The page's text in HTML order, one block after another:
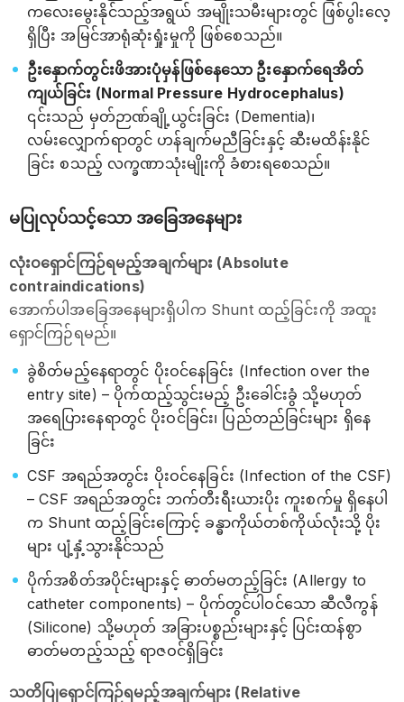
ကလေးမွေးနိုင်သည့်အရွယ် အမျိုးသမီးများတွင် ဖြစ်ပွါးလေ့
ရှိပြီး အမြင်အာရုံဆုံးရှုံးမှုကို ဖြစ်စေသည်။
ဦးနှောက်တွင်းဖိအားပုံမှန်ဖြစ်နေသော ဦးနှောက်ရေအိတ်
ကျယ်ခြင်း (Normal Pressure Hydrocephalus)
၎င်းသည် မှတ်ဉာဏ်ချို့ယွင်းခြင်း (Dementia)၊
လမ်းလျှောက်ရာတွင် ဟန်ချက်မညီခြင်းနှင့် ဆီးမထိန်းနိုင်
ခြင်း စသည့် လက္ခဏာသုံးမျိုးကို ခံစားရစေသည်။
မပြုလုပ်သင့်သော အခြေအနေများ
လုံးဝရှောင်ကြဉ်ရမည့်အချက်များ (Absolute
contraindications)
အောက်ပါအခြေအနေများရှိပါက Shunt ထည့်ခြင်းကို အထူး
ရှောင်ကြဉ်ရမည်။
ခွဲစိတ်မည့်နေရာတွင် ပိုးဝင်နေခြင်း (Infection over the
entry site) – ပိုက်ထည့်သွင်းမည့် ဦးခေါင်းခွံ သို့မဟုတ်
အရေပြားနေရာတွင် ပိုးဝင်ခြင်း၊ ပြည်တည်ခြင်းများ ရှိနေ
ခြင်း
CSF အရည်အတွင်း ပိုးဝင်နေခြင်း (Infection of the CSF)
– CSF အရည်အတွင်း ဘက်တီးရီးယားပိုး ကူးစက်မှု ရှိနေပါ
က Shunt ထည့်ခြင်းကြောင့် ခန္ဓာကိုယ်တစ်ကိုယ်လုံးသို့ ပိုး
များ ပျံ့နှံ့သွားနိုင်သည်
ပိုက်အစိတ်အပိုင်းများနှင့် ဓာတ်မတည့်ခြင်း (Allergy to
catheter components) – ပိုက်တွင်ပါဝင်သော ဆီလီကွန်
(Silicone) သို့မဟုတ် အခြားပစ္စည်းများနှင့် ပြင်းထန်စွာ
ဓာတ်မတည့်သည့် ရာဇဝင်ရှိခြင်း
သတိပြုရှောင်ကြဉ်ရမည့်အချက်များ (Relative